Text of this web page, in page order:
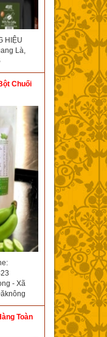
HIỆU
Là,
Chuối
- Xã
Toàn